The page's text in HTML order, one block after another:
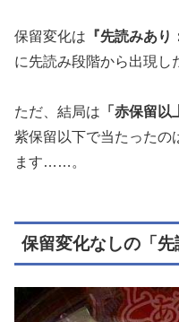
保留変化は 『先読みあり
に先読み段階から出現し
ただ、結局は 「赤保留
紫保留以下で当たったの
ます……。
保留変化なしの「先